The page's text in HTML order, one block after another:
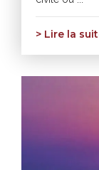
> Lire la